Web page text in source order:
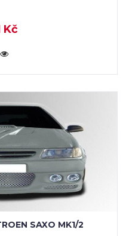
Kč
SAXO MK1/2